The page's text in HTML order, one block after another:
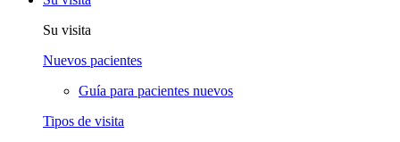
Su visita
Nuevos pacientes
Guía para pacientes nuevos
Tipos de visita